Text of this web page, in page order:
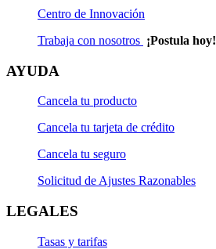
Centro de Innovación
Trabaja con nosotros ¡Postula hoy!
AYUDA
Cancela tu producto
Cancela tu tarjeta de crédito
Cancela tu seguro
Solicitud de Ajustes Razonables
LEGALES
Tasas y tarifas